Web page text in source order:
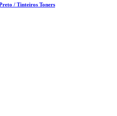
/ Tinteiros Toners